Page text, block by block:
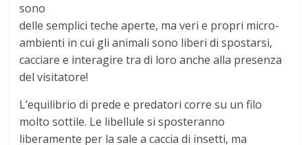
sono
delle semplici teche aperte, ma veri e propri micro-
ambienti in cui gli animali sono liberi di spostarsi,
cacciare e interagire tra di loro anche alla presenza
del visitatore!
L’equilibrio di prede e predatori corre su un filo
molto sottile. Le libellule si sposteranno
liberamente per la sale a caccia di insetti, ma